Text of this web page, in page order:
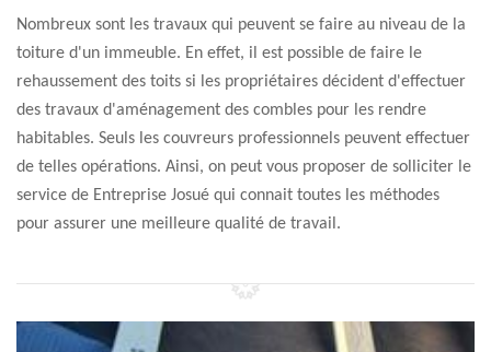
Nombreux sont les travaux qui peuvent se faire au niveau de la
toiture d'un immeuble. En effet, il est possible de faire le
rehaussement des toits si les propriétaires décident d'effectuer
des travaux d'aménagement des combles pour les rendre
habitables. Seuls les couvreurs professionnels peuvent effectuer
de telles opérations. Ainsi, on peut vous proposer de solliciter le
service de Entreprise Josué qui connait toutes les méthodes
pour assurer une meilleure qualité de travail.